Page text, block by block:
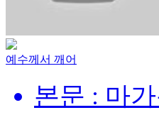
예수께서 깨어
본문 : 마